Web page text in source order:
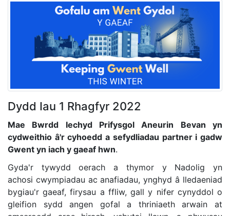
Dydd Iau 1 Rhagfyr 2022
Mae Bwrdd Iechyd Prifysgol Aneurin Bevan yn
cydweithio â'r cyhoedd a sefydliadau partner i gadw
Gwent yn iach y gaeaf hwn.
Gyda'r tywydd oerach a thymor y Nadolig yn
achosi cwympiadau ac anafiadau, ynghyd â lledaeniad
bygiau'r gaeaf, firysau a ffliw, gall y nifer cynyddol o
gleifion sydd angen gofal a thriniaeth arwain at